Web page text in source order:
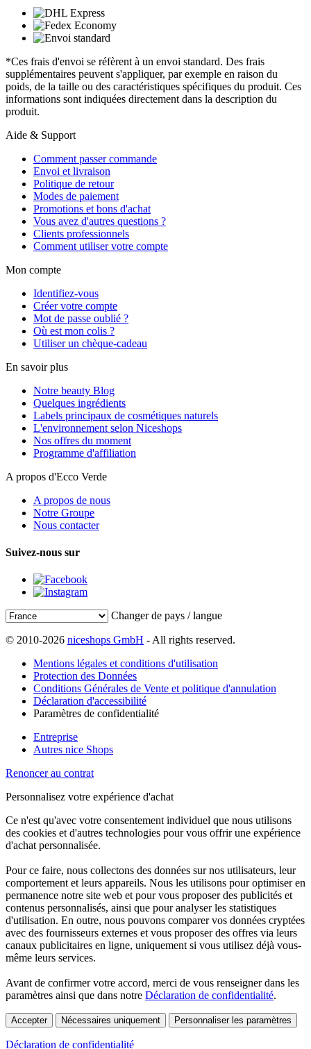
*Ces frais d'envoi se réfèrent à un envoi standard. Des frais
supplémentaires peuvent s'appliquer, par exemple en raison du
poids, de la taille ou des caractéristiques spécifiques du produit. Ces
informations sont indiquées directement dans la description du
produit.
Aide & Support
Comment passer commande
Envoi et livraison
Politique de retour
Modes de paiement
Promotions et bons d'achat
Vous avez d'autres questions ?
Clients professionnels
Comment utiliser votre compte
Mon compte
Identifiez-vous
Créer votre compte
Mot de passe oublié ?
Où est mon colis ?
Utiliser un chèque-cadeau
En savoir plus
Notre beauty Blog
Quelques ingrédients
Labels principaux de cosmétiques naturels
L'environnement selon Niceshops
Nos offres du moment
Programme d'affiliation
A propos d'Ecco Verde
A propos de nous
Notre Groupe
Nous contacter
Suivez-nous sur
Changer de pays / langue
© 2010-2026 niceshops GmbH - All rights reserved.
Mentions légales et conditions d'utilisation
Protection des Données
Conditions Générales de Vente et politique d'annulation
Déclaration d'accessibilité
Paramètres de confidentialité
Entreprise
Autres nice Shops
Renoncer au contrat
Personnalisez votre expérience d'achat
Ce n'est qu'avec votre consentement individuel que nous utilisons
des cookies et d'autres technologies pour vous offrir une expérience
d'achat personnalisée.
Pour ce faire, nous collectons des données sur nos utilisateurs, leur
comportement et leurs appareils. Nous les utilisons pour optimiser en
permanence notre site web et pour vous proposer des publicités et
contenus personnalisés, ainsi que pour analyser les statistiques
d'utilisation. En outre, nous pouvons comparer vos données cryptées
avec des fournisseurs externes et vous proposer des offres via leurs
canaux publicitaires en ligne, uniquement si vous utilisez déjà vous-
même leurs services.
Avant de confirmer votre accord, merci de vous renseigner dans les
paramètres ainsi que dans notre Déclaration de confidentialité.
Accepter Nécessaires uniquement Personnaliser les paramètres
Déclaration de confidentialité